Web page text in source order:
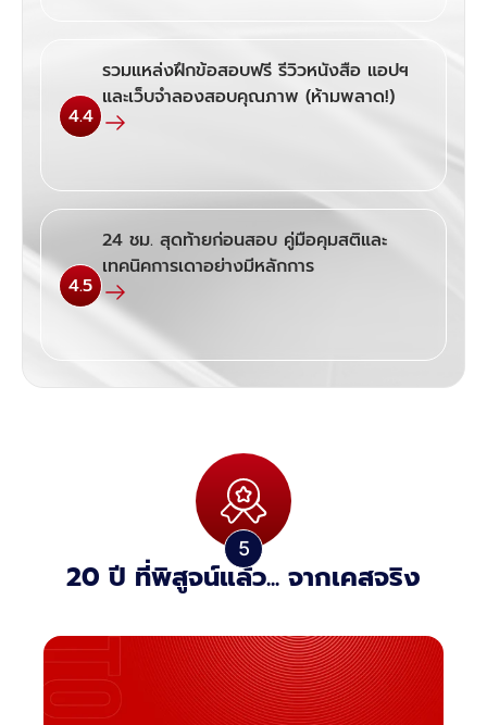
4.4
รวมแหล่งฝึกข้อสอบฟรี รีวิวหนังสือ แอปฯ
และเว็บจำลองสอบคุณภาพ (ห้ามพลาด!)
4.5
24 ชม. สุดท้ายก่อนสอบ คู่มือคุมสติและ
เทคนิคการเดาอย่างมีหลักการ
20 ปี ที่พิสูจน์แล้ว... จากเคสจริง